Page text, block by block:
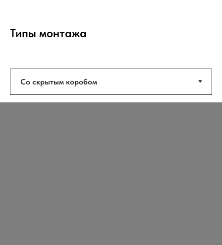
Типы монтажа